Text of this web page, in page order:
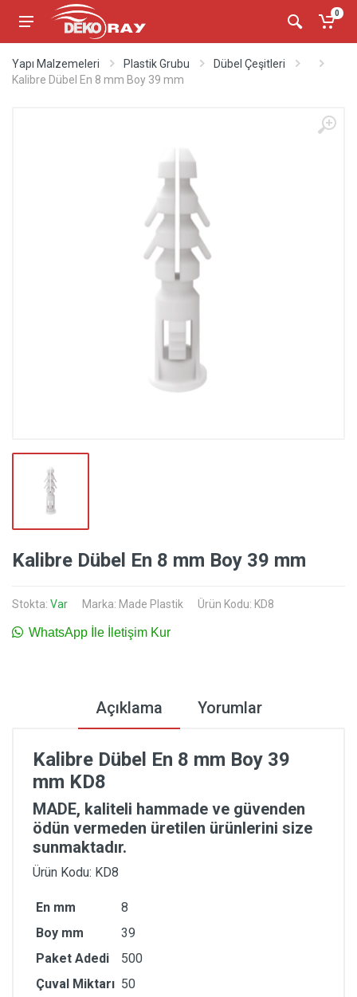
0
Yapı Malzemeleri Plastik Grubu
Dübel Çeşitleri
Kalibre Dübel En 8 mm Boy 39 mm
Kalibre Dübel En 8 mm Boy 39 mm
Stokta: Var Marka: Made Plastik Ürün Kodu: KD8
WhatsApp İle İletişim Kur
Açıklama Yorumlar
Kalibre Dübel En 8 mm Boy 39
mm KD8
MADE, kaliteli hammade ve güvenden
ödün vermeden üretilen ürünlerini size
sunmaktadır.
Ürün Kodu: KD8
En mm
8
Boy mm
39
Paket Adedi
500
Çuval Miktarı 50